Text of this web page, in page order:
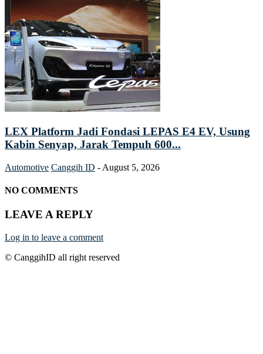
LEX Platform Jadi Fondasi LEPAS E4 EV, Usung
Kabin Senyap, Jarak Tempuh 600...
Automotive Canggih ID - August 5, 2026
NO COMMENTS
LEAVE A REPLY
Log in to leave a comment
© CanggihID all right reserved